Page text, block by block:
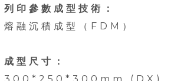
列印參數成型技術：
熔融沉積成型（FDM）
成型尺寸：